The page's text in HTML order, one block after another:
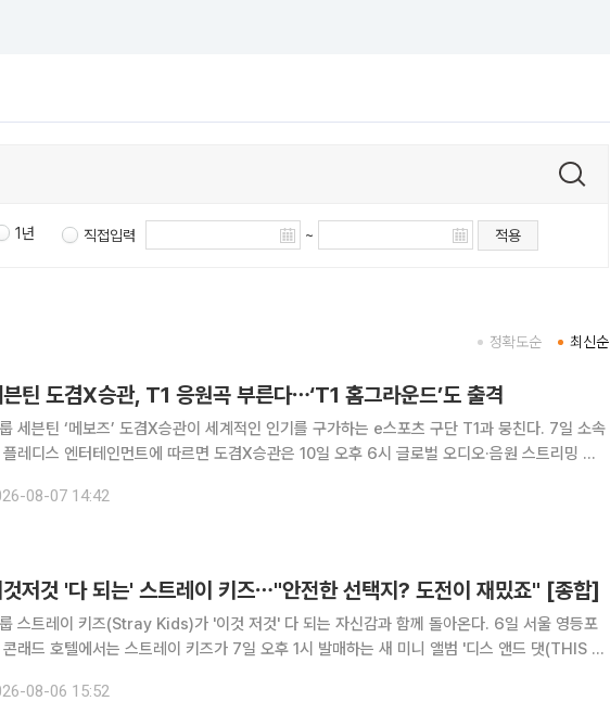
1년 직접입력 ~ 적용
최신순
정확도순
틴 도겸X승관, T1 응원곡 부른다⋯‘T1 홈그라운드’도 출격
세븐틴 ‘메보즈’ 도겸X승관이 세계적인 인기를 구가하는 e스포츠 구단 T1과 뭉친다. 7일 소속
레디스 엔터테인먼트에 따르면 도겸X승관은 10일 오후 6시 글로벌 오디오·음원 스트리밍 플
08-07 14:42
것저것 '다 되는' 스트레이 키즈⋯"안전한 선택지? 도전이 재밌죠" [종합]
스트레이 키즈(Stray Kids)가 '이것 저것' 다 되는 자신감과 함께 돌아온다. 6일 서울 영등포
래드 호텔에서는 스트레이 키즈가 7일 오후 1시 발매하는 새 미니 앨범 '디스 앤드 댓(THIS &
스, 승민, 아이엔이 참석해 신
08-06 15:52